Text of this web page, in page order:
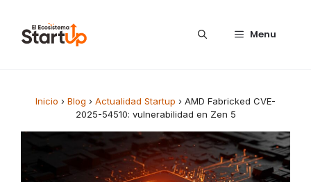
Menu
Inicio › Blog › Actualidad Startup › AMD Fabricked CVE-
2025-54510: vulnerabilidad en Zen 5